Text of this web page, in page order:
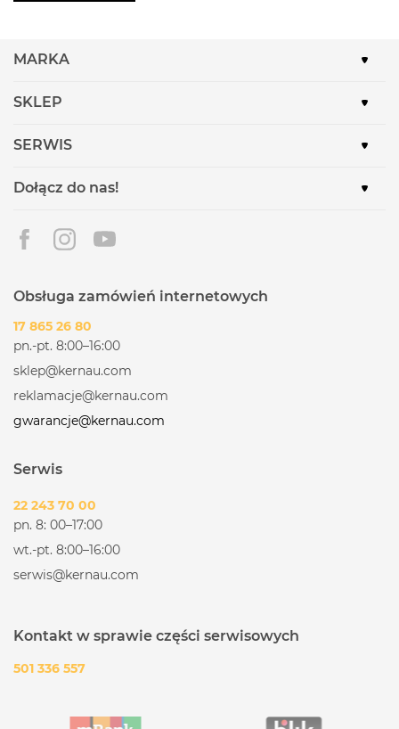
MARKA
SKLEP
SERWIS
Dołącz do nas!
Obsługa zamówień internetowych
17 865 26 80
pn.-pt. 8:00–16:00
sklep@kernau.com
reklamacje@kernau.com
gwarancje@kernau.com
Serwis
22 243 70 00
pn. 8: 00–17:00
wt.-pt. 8:00–16:00
serwis@kernau.com
Kontakt w sprawie części serwisowych
501 336 557